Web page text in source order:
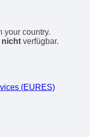
country.
nicht verfügbar.
(EURES)